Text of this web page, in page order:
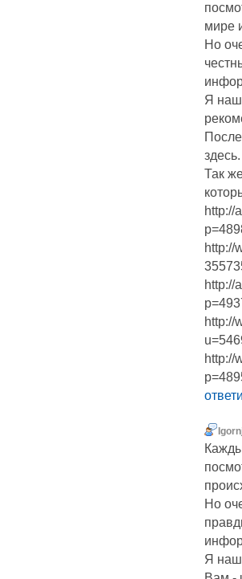
мире
Но
Я
здесь.
Так
http://
http://
http://
http://
http://
Но
Я